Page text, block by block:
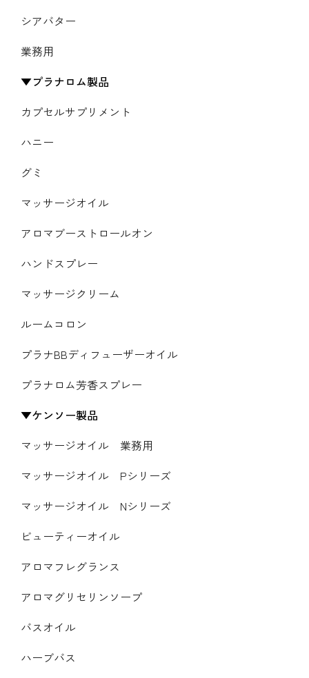
シアバター
業務用
プラナロム製品
カプセルサプリメント
ハニー
グミ
マッサージオイル
アロマブーストロールオン
ハンドスプレー
マッサージクリーム
ルームコロン
プラナBBディフューザーオイル
プラナロム芳香スプレー
ケンソー製品
マッサージオイル 業務用
マッサージオイル Pシリーズ
マッサージオイル Nシリーズ
ビューティーオイル
アロマフレグランス
アロマグリセリンソープ
バスオイル
ハーブバス